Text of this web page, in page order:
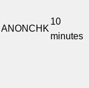
ANONCHK
10
minutes